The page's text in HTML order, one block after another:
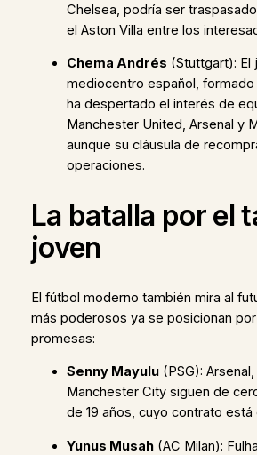
Chelsea, podría ser
el Aston Villa entre los
Chema Andrés (Stuttgart): El
mediocentro español, formado
ha despertado el interés de
Manchester United, Arsenal y
aunque su cláusula de
operaciones.
La batalla por el
joven
El fútbol moderno también mira al
más poderosos ya se posicionan
promesas:
Senny Mayulu(PSG):
Manchester City siguen de
de 19 años, cuyo contrato está
Yunus Musah(AC Milan):